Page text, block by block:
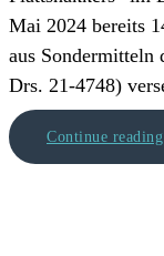
Mai 2024 bereits
aus Sondermitteln
Drs. 21-4748)
Continue reading